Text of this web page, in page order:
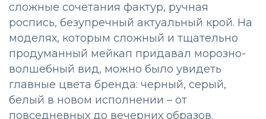
сложные сочетания фактур, ручная
роспись, безупречный актуальный крой. На
моделях, которым сложный и тщательно
продуманный мейкап придавал морозно-
волшебный вид, можно было увидеть
главные цвета бренда: черный, серый,
белый в новом исполнении – от
повседневных до вечерних образов.